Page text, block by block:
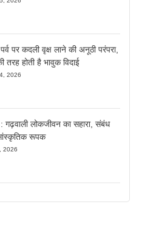
पर कदली वृक्ष लाने की अनूठी परंपरा,
तरह होती है भावुक विदाई
2026
गढ़वाली लोकजीवन का सहारा, संबंध
रूपक
2026